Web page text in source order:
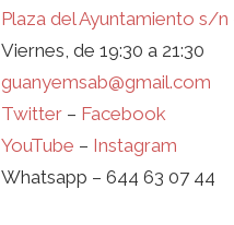
Plaza del Ayuntamiento s/n
Viernes, de 19:30 a 21:30
guanyemsab@gmail.com
Twitter – Facebook
YouTube – Instagram
Whatsapp – 644 63 07 44